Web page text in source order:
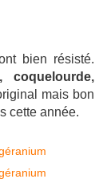
bien résisté.
coquelourde,
mais bon
cette année.